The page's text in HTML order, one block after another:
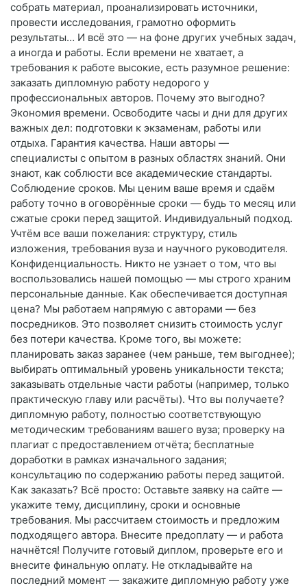
собрать материал, проанализировать источники,
провести исследования, грамотно оформить
результаты… И всё это — на фоне других учебных задач,
а иногда и работы. Если времени не хватает, а
требования к работе высокие, есть разумное решение:
заказать дипломную работу недорого у
профессиональных авторов. Почему это выгодно?
Экономия времени. Освободите часы и дни для других
важных дел: подготовки к экзаменам, работы или
отдыха. Гарантия качества. Наши авторы —
специалисты с опытом в разных областях знаний. Они
знают, как соблюсти все академические стандарты.
Соблюдение сроков. Мы ценим ваше время и сдаём
работу точно в оговорённые сроки — будь то месяц или
сжатые сроки перед защитой. Индивидуальный подход.
Учтём все ваши пожелания: структуру, стиль
изложения, требования вуза и научного руководителя.
Конфиденциальность. Никто не узнает о том, что вы
воспользовались нашей помощью — мы строго храним
персональные данные. Как обеспечивается доступная
цена? Мы работаем напрямую с авторами — без
посредников. Это позволяет снизить стоимость услуг
без потери качества. Кроме того, вы можете:
планировать заказ заранее (чем раньше, тем выгоднее);
выбирать оптимальный уровень уникальности текста;
заказывать отдельные части работы (например, только
практическую главу или расчёты). Что вы получаете?
дипломную работу, полностью соответствующую
методическим требованиям вашего вуза; проверку на
плагиат с предоставлением отчёта; бесплатные
доработки в рамках изначального задания;
консультацию по содержанию работы перед защитой.
Как заказать? Всё просто: Оставьте заявку на сайте —
укажите тему, дисциплину, сроки и основные
требования. Мы рассчитаем стоимость и предложим
подходящего автора. Внесите предоплату — и работа
начнётся! Получите готовый диплом, проверьте его и
внесите финальную оплату. Не откладывайте на
последний момент — закажите дипломную работу уже